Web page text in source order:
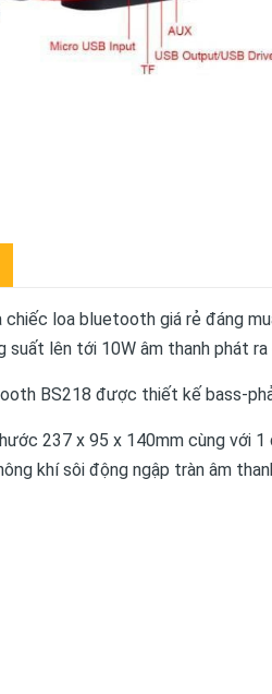
chiếc loa bluetooth giá rẻ đáng
suất lên tới 10W âm thanh phát
BS218 được thiết kế bass-
237 x 95 x 140mm cùng với 1
khí sôi động ngập tràn âm